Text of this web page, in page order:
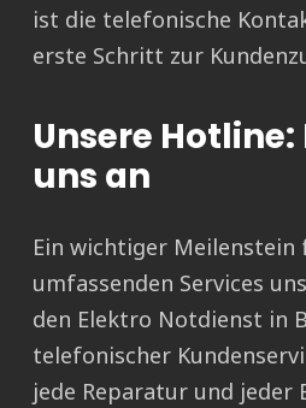
ist die telefonische
erste Schritt zur
Unsere Hotline:
uns an
Ein wichtiger Meilenstein
umfassenden Services
den Elektro Notdienst in
telefonischer
jede Reparatur und jeder